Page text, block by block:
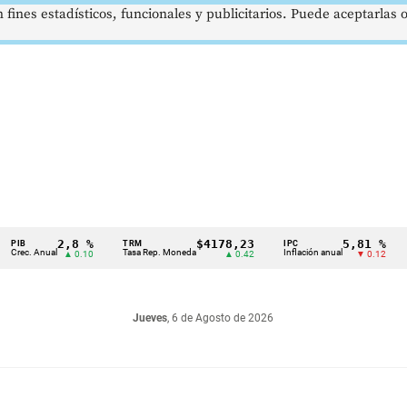
2,8 %
▲ 0.10
TRM
Tasa Rep. Moneda
$4178,23
▲ 0.42
IPC
Inflación anual
5,81 %
▼ 0.12
DTF
Dep.
Jueves, 6 de Agosto de 2026
estadísticos, funcionales y publicitarios. Puede aceptarlas